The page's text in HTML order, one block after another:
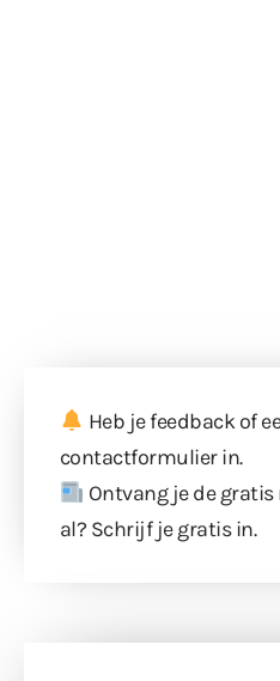
Heb je feedback of
contactformulierin.
Ontvang je de
al? Schrijf je gratis in.